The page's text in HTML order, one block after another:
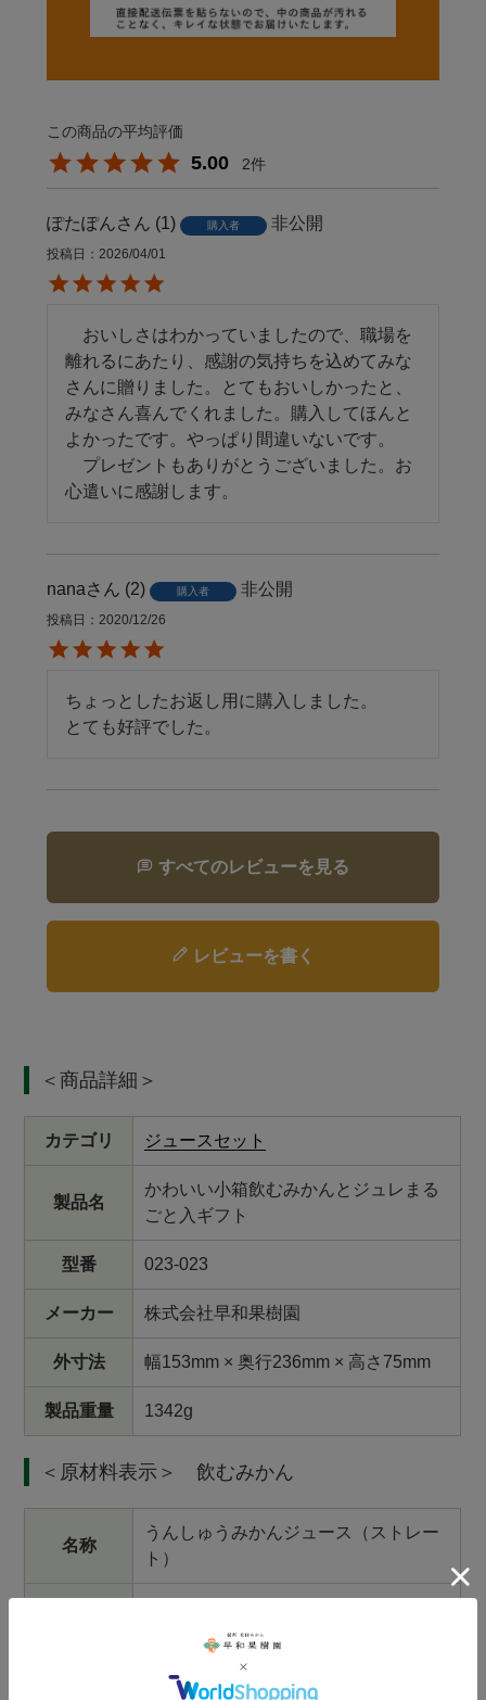
5.00 2
ぽたぽん 1 購入者 非公開
投稿日 2026/04/01
おいしさはわかっていましたので、職場を
離れるにあたり、感謝の気持ちを込めてみな
さんに贈りました。とてもおいしかったと、
みなさん喜んでくれました。購入してほんと
よかったです。やっぱり間違いないです。
プレゼントもありがとうございました。お
心遣いに感謝します。
nana 2 購入者 非公開
投稿日 2020/12/26
ちょっとしたお返し用に購入しました。
とても好評でした。
すべてのレビューを見る
レビューを書く
＜商品詳細＞
カテゴリ ジュースセット
製品名
かわいい小箱飲むみかんとジュレまる
ごと入ギフト
型番 023-023
メーカー 株式会社早和果樹園
外寸法 幅153mm × 奥行236mm × 高さ75mm
製品重量 1342g
＜原材料表示＞ 飲むみかん
名称
うんしゅうみかんジュース（ストレー
ト）